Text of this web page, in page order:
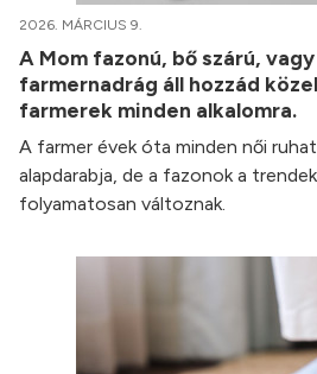
2026. MÁRCIUS 9.
A Mom fazonú, bő szárú,
farmernadrág áll hozzád
farmerek minden alkalomra.
A farmer évek óta minden női
alapdarabja, de a fazonok a
folyamatosan változnak.